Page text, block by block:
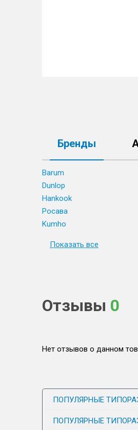
Бренды
Barum
Dunlop
Hankook
Росава
Kumho
Показать все
Отзывы 0
Нет отзывов о данном
ПОПУЛЯРНЫЕ
ПОПУЛЯРНЫЕ